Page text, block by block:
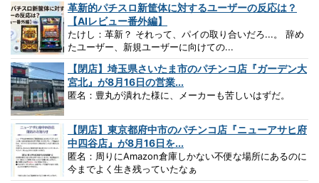
革新的パチスロ新筐体に対するユーザーの反応は？
【AIレビュー番外編】
たけし：革新？ それって、パイの取り合いだろ...。 辞め
たユーザー、新規ユーザーに向けての...
【閉店】埼玉県さいたま市のパチンコ店『ガーデン大
宮北』が8月16日の営業...
匿名：豊丸が潰れた様に、メーカーも苦しいはずだ。
【閉店】東京都府中市のパチンコ店『ニューアサヒ府
中四谷店』が8月16日を...
匿名：周りにAmazon倉庫しかない不便な場所にあるのに
今までよく生き残っていたなぁ